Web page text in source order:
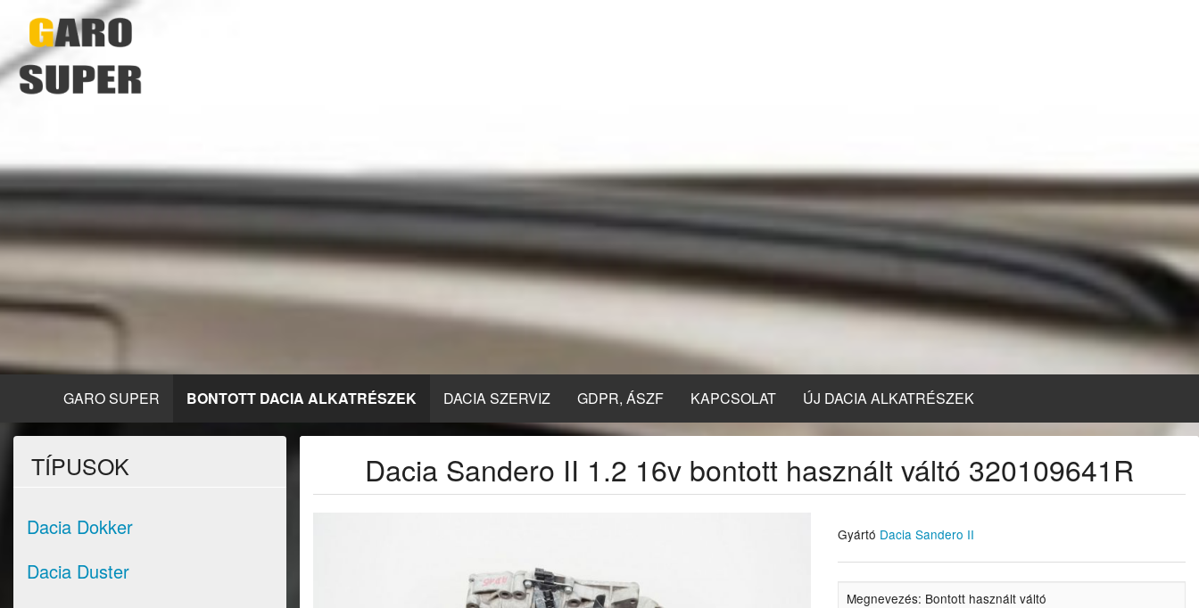
GARO SUPER BONTOTT DACIA ALKATRÉSZEK DACIA SZERVIZ GDPR, ÁSZF KAPCSOLAT ÚJ DACIA ALKATRÉSZEK
Dacia Sandero II 1.2 16v bontott használt váltó 320109641R
Gyártó Dacia Sandero II
Megnevezés: Bontott használt váltó
TÍPUSOK
Dacia Dokker
Dacia Duster